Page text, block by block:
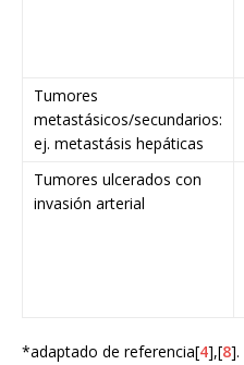
Tumores
metastásicos/secundarios:
ej. metastásis hepáticas
Tumores ulcerados con
invasión arterial
*adaptado de referencia[4],[8].